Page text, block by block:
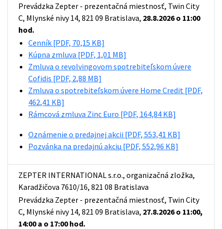
Prevádzka Zepter - prezentačná miestnosť, Twin City
C, Mlynské nivy 14, 821 09 Bratislava, 28.8.2026 o 11:00
hod.
Cenník [PDF, 70,15 KB]
Kúpna zmluva [PDF, 1,01 MB]
Zmluva o revolvingovom spotrebiteľskom úvere
Cofidis [PDF, 2,88 MB]
Zmluva o spotrebiteľskom úvere Home Credit [PDF,
462,41 KB]
Rámcová zmluva Zinc Euro [PDF, 164,84 KB]
Oznámenie o predajnej akcii [PDF, 553,41 KB]
Pozvánka na predajnú akciu [PDF, 552,96 KB]
ZEPTER INTERNATIONAL s.r.o., organizačná zložka,
Karadžičova 7610/16, 821 08 Bratislava
Prevádzka Zepter - prezentačná miestnosť, Twin City
C, Mlynské nivy 14, 821 09 Bratislava, 27.8.2026 o 11:00,
14:00 a o 17:00 hod.